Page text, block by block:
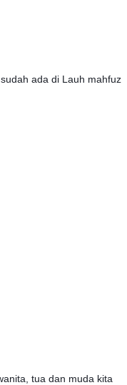
ada di Lauh mahfuz
tua dan muda kita